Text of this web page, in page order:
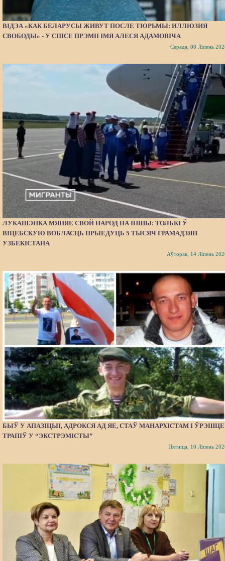
ВІДЭА «КАК БЕЛАРУСЫ ЖИВУТ ПОСЛЕ ТЮРЬМЫ: ИЛЛЮЗИЯ
СВОБОДЫ» - У СПІСЕ ПРЭМІІ ІМЯ АЛЕСЯ АДАМОВІЧА
Серада, 08 Ліпень
ЛУКАШЭНКА МЯНЯЕ СВОЙ НАРОД НА ІНШЫ: ТОЛЬКІ Ў
ВІЦЕБСКУЮ ВОБЛАСЦЬ ПРЫЕДУЦЬ 5 ТЫСЯЧ ГРАМАДЗЯН
УЗБЕКІСТАНА
Аўторак, 14 Ліпень
БЫЎ У АПАЗІЦЫІ, АДРОКСЯ АД ЯЕ, СТАЎ МАНАРХІСТАМ І ЎРЭШЦЕ
ТРАПІЎ У “ЭКСТРЭМІСТЫ”
Пятніца, 10 Ліпень